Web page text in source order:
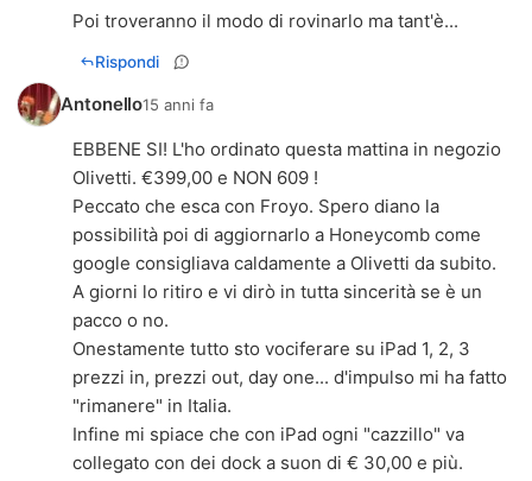
Poi troveranno il modo di rovinarlo ma tant'è...
Rispondi
Antonello15 anni fa
EBBENE SI! L'ho ordinato questa mattina in negozio
Olivetti. €399,00 e NON 609 !
Peccato che esca con Froyo. Spero diano la
possibilità poi di aggiornarlo a Honeycomb come
google consigliava caldamente a Olivetti da subito.
A giorni lo ritiro e vi dirò in tutta sincerità se è un
pacco o no.
Onestamente tutto sto vociferare su iPad 1, 2, 3
prezzi in, prezzi out, day one... d'impulso mi ha fatto
"rimanere" in Italia.
Infine mi spiace che con iPad ogni "cazzillo" va
collegato con dei dock a suon di € 30,00 e più.